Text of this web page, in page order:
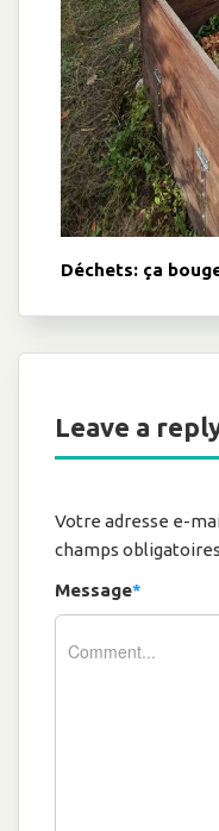
Déchets: ça
Leave a
Votre adresse e-
champs
Message*